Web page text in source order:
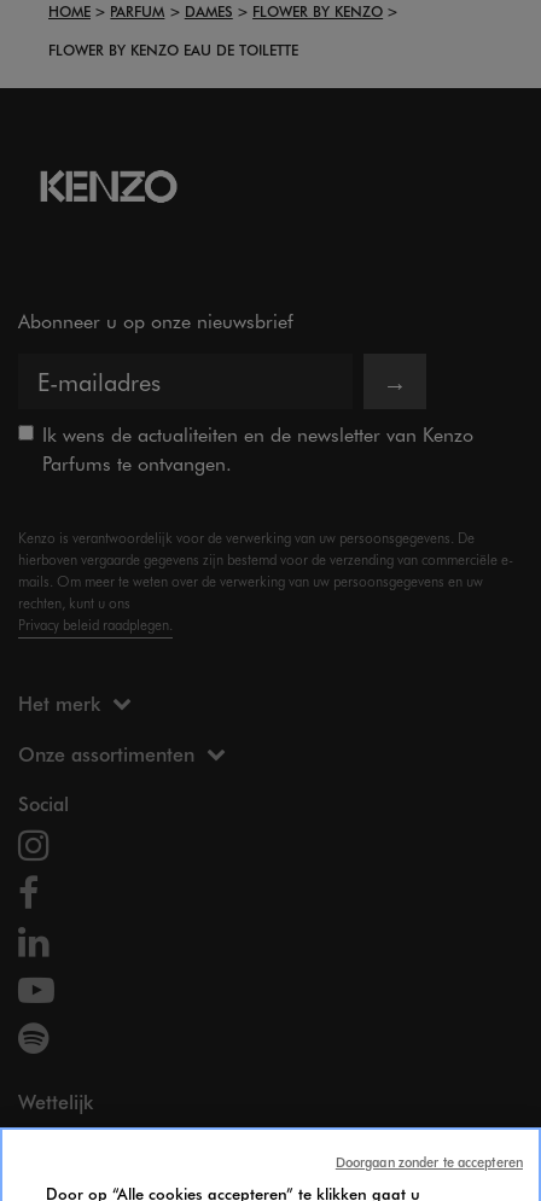
HOME PARFUM DAMES
FLOWER BY KENZO
FLOWER BY KENZO EAU DE TOILETTE
Abonneer u op onze nieuwsbrief
→
Ik wens de actualiteiten en de newsletter van Kenzo
Parfums te ontvangen.
Kenzo is verantwoordelijk voor de verwerking van uw persoonsgegevens. De
hierboven vergaarde gegevens zijn bestemd voor de verzending van commerciële e-
mails. Om meer te weten over de verwerking van uw persoonsgegevens en uw
rechten, kunt u ons
Privacy beleid raadplegen.
Het merk
Onze assortimenten
Social
Wettelijk
Wettelijke vermeldingen
Door op “Alle cookies accepteren” te klikken gaat u
Doorgaan zonder te accepteren